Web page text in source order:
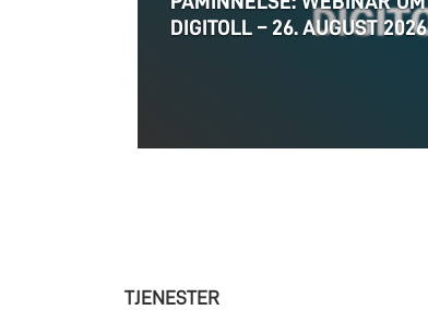
DIGITOLL – 26. AUGUST 2026
TJENESTER